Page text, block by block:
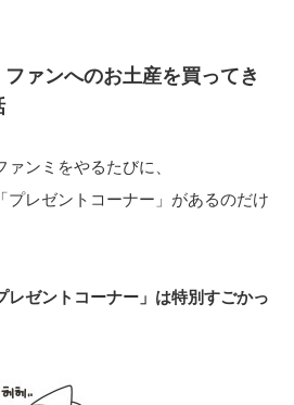
ァンへのお土産を買ってき
ンミをやるたびに、
プレゼントコーナー」があるのだけ
レゼントコーナー」は特別すごかっ